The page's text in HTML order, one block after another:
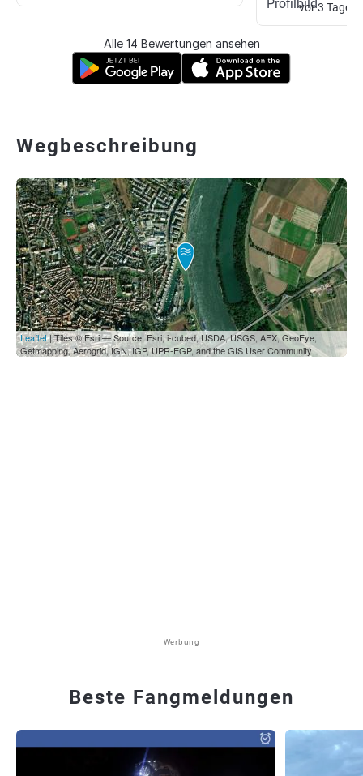
vor 3 Tagen
Alle 14 Bewertungen ansehen
Wegbeschreibung
Leaflet| Tiles © Esri — Source: Esri, i-cubed, USDA, USGS, AEX, GeoEye,
Getmapping, Aerogrid, IGN, IGP, UPR-EGP, and the GIS User Community
Werbung
Beste Fangmeldungen